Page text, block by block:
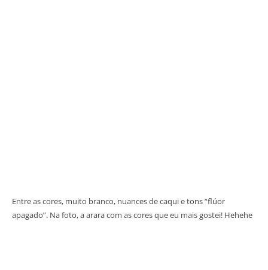
Entre as cores, muito branco, nuances de caqui e tons “flúor
apagado”. Na foto, a arara com as cores que eu mais gostei! Hehehe